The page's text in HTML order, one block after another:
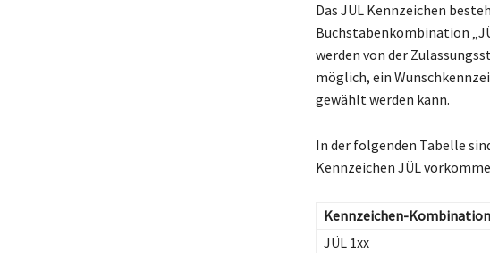
Das JÜL Kennzeichen
Buchstabenkombination
werden von der
möglich, ein
gewählt werden kann.
In der folgenden Tabelle
Kennzeichen JÜL
Kennzeichen-Kombination
JÜL 1xx